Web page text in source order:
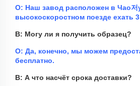
О: Наш завод расположен в Чао저
высокоскоростном поезде ехать 3
В: Могу ли я получить образец?
О: Да, конечно, мы можем
бесплатно.
В: А что насчёт срока доставки?